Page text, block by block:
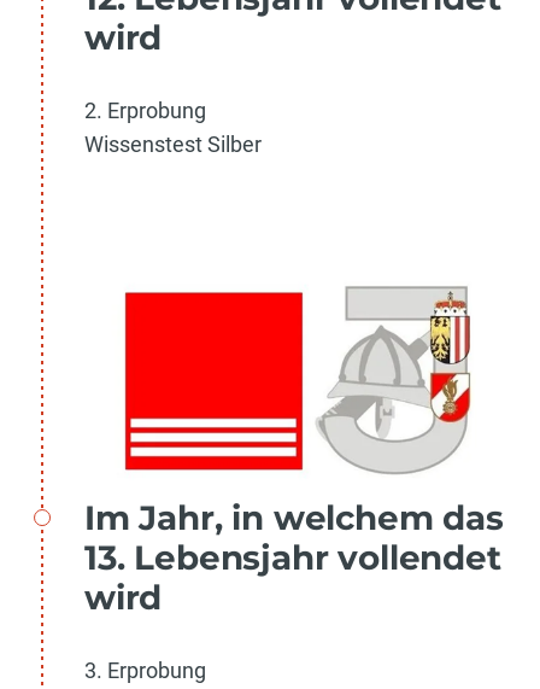
wird
2. Erprobung
Wissenstest Silber
Im Jahr, in welchem das
13. Lebensjahr vollendet
wird
3. Erprobung